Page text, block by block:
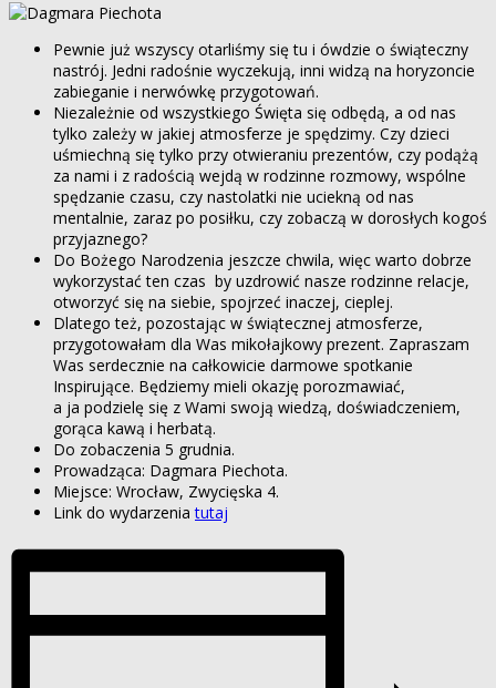
Pewnie już wszyscy otarliśmy się tu i ówdzie o świąteczny
nastrój. Jedni radośnie wyczekują, inni widzą na horyzoncie
zabieganie i nerwówkę przygotowań.
Niezależnie od wszystkiego Święta się odbędą, a od nas
tylko zależy w jakiej atmosferze je spędzimy. Czy dzieci
uśmiechną się tylko przy otwieraniu prezentów, czy podążą
za nami i z radością wejdą w rodzinne rozmowy, wspólne
spędzanie czasu, czy nastolatki nie uciekną od nas
mentalnie, zaraz po posiłku, czy zobaczą w dorosłych kogoś
przyjaznego?
Do Bożego Narodzenia jeszcze chwila, więc warto dobrze
wykorzystać ten czas by uzdrowić nasze rodzinne relacje,
otworzyć się na siebie, spojrzeć inaczej, cieplej.
Dlatego też, pozostając w świątecznej atmosferze,
przygotowałam dla Was mikołajkowy prezent. Zapraszam
Was serdecznie na całkowicie darmowe spotkanie
Inspirujące. Będziemy mieli okazję porozmawiać,
a ja podzielę się z Wami swoją wiedzą, doświadczeniem,
gorąca kawą i herbatą.
Do zobaczenia 5 grudnia.
Prowadząca: Dagmara Piechota.
Miejsce: Wrocław, Zwycięska 4.
Link do wydarzeniatutaj